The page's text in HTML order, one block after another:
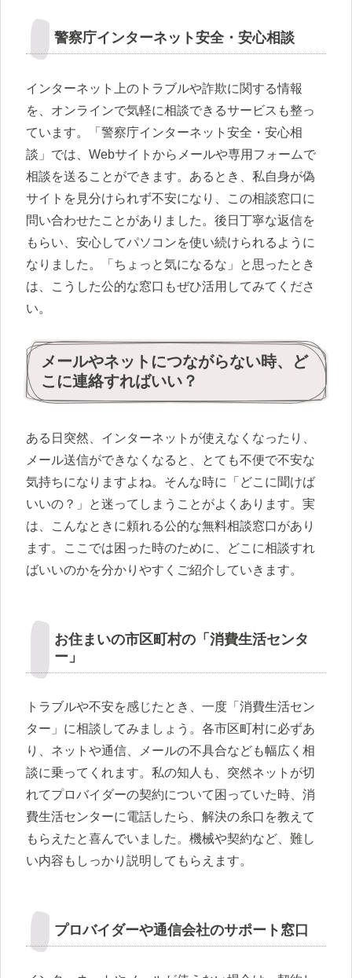
警察庁インターネット安全・安心相談
インターネット上のトラブルや詐欺に関する情報
を、オンラインで気軽に相談できるサービスも整っ
ています。「警察庁インターネット安全・安心相
談」では、Webサイトからメールや専用フォームで
相談を送ることができます。あるとき、私自身が偽
サイトを見分けられず不安になり、この相談窓口に
問い合わせたことがありました。後日丁寧な返信を
もらい、安心してパソコンを使い続けられるように
なりました。「ちょっと気になるな」と思ったとき
は、こうした公的な窓口もぜひ活用してみてくださ
い。
メールやネットにつながらない時、ど
こに連絡すればいい？
ある日突然、インターネットが使えなくなったり、
メール送信ができなくなると、とても不便で不安な
気持ちになりますよね。そんな時に「どこに聞けば
いいの？」と迷ってしまうことがよくあります。実
は、こんなときに頼れる公的な無料相談窓口があり
ます。ここでは困った時のために、どこに相談すれ
ばいいのかを分かりやすくご紹介していきます。
お住まいの市区町村の「消費生活センタ
ー」
トラブルや不安を感じたとき、一度「消費生活セン
ター」に相談してみましょう。各市区町村に必ずあ
り、ネットや通信、メールの不具合なども幅広く相
談に乗ってくれます。私の知人も、突然ネットが切
れてプロバイダーの契約について困っていた時、消
費生活センターに電話したら、解決の糸口を教えて
もらえたと喜んでいました。機械や契約など、難し
い内容もしっかり説明してもらえます。
プロバイダーや通信会社のサポート窓口